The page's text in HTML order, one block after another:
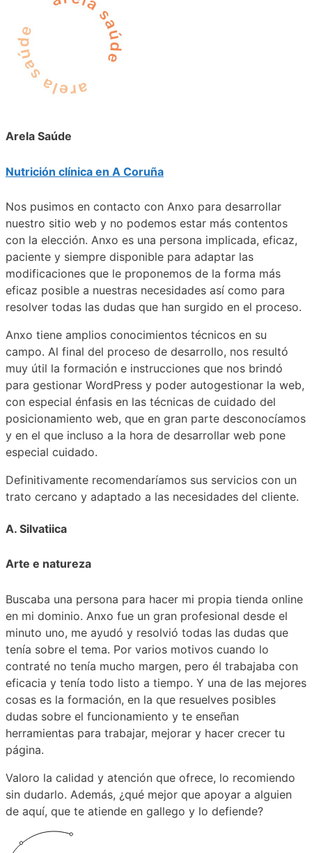
Arela Saúde
Nutrición clínica en A Coruña
Nos pusimos en contacto con Anxo para desarrollar
nuestro sitio web y no podemos estar más contentos
con la elección. Anxo es una persona implicada, eficaz,
paciente y siempre disponible para adaptar las
modificaciones que le proponemos de la forma más
eficaz posible a nuestras necesidades así como para
resolver todas las dudas que han surgido en el proceso.
Anxo tiene amplios conocimientos técnicos en su
campo. Al final del proceso de desarrollo, nos resultó
muy útil la formación e instrucciones que nos brindó
para gestionar WordPress y poder autogestionar la web,
con especial énfasis en las técnicas de cuidado del
posicionamiento web, que en gran parte desconocíamos
y en el que incluso a la hora de desarrollar web pone
especial cuidado.
Definitivamente recomendaríamos sus servicios con un
trato cercano y adaptado a las necesidades del cliente.
A. Silvatiica
Arte e natureza
Buscaba una persona para hacer mi propia tienda online
en mi dominio. Anxo fue un gran profesional desde el
minuto uno, me ayudó y resolvió todas las dudas que
tenía sobre el tema. Por varios motivos cuando lo
contraté no tenía mucho margen, pero él trabajaba con
eficacia y tenía todo listo a tiempo. Y una de las mejores
cosas es la formación, en la que resuelves posibles
dudas sobre el funcionamiento y te enseñan
herramientas para trabajar, mejorar y hacer crecer tu
página.
Valoro la calidad y atención que ofrece, lo recomiendo
sin dudarlo. Además, ¿qué mejor que apoyar a alguien
de aquí, que te atiende en gallego y lo defiende?